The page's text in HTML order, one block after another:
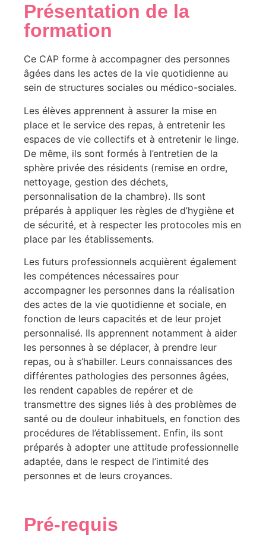
Présentation de la
formation
Ce CAP forme à accompagner des personnes
âgées dans les actes de la vie quotidienne au
sein de structures sociales ou médico-sociales.
Les élèves apprennent à assurer la mise en
place et le service des repas, à entretenir les
espaces de vie collectifs et à entretenir le linge.
De même, ils sont formés à l’entretien de la
sphère privée des résidents (remise en ordre,
nettoyage, gestion des déchets,
personnalisation de la chambre). Ils sont
préparés à appliquer les règles de d’hygiène et
de sécurité, et à respecter les protocoles mis en
place par les établissements.
Les futurs professionnels acquièrent également
les compétences nécessaires pour
accompagner les personnes dans la réalisation
des actes de la vie quotidienne et sociale, en
fonction de leurs capacités et de leur projet
personnalisé. Ils apprennent notamment à aider
les personnes à se déplacer, à prendre leur
repas, ou à s’habiller. Leurs connaissances des
différentes pathologies des personnes âgées,
les rendent capables de repérer et de
transmettre des signes liés à des problèmes de
santé ou de douleur inhabituels, en fonction des
procédures de l’établissement. Enfin, ils sont
préparés à adopter une attitude professionnelle
adaptée, dans le respect de l’intimité des
personnes et de leurs croyances.
Pré-requis